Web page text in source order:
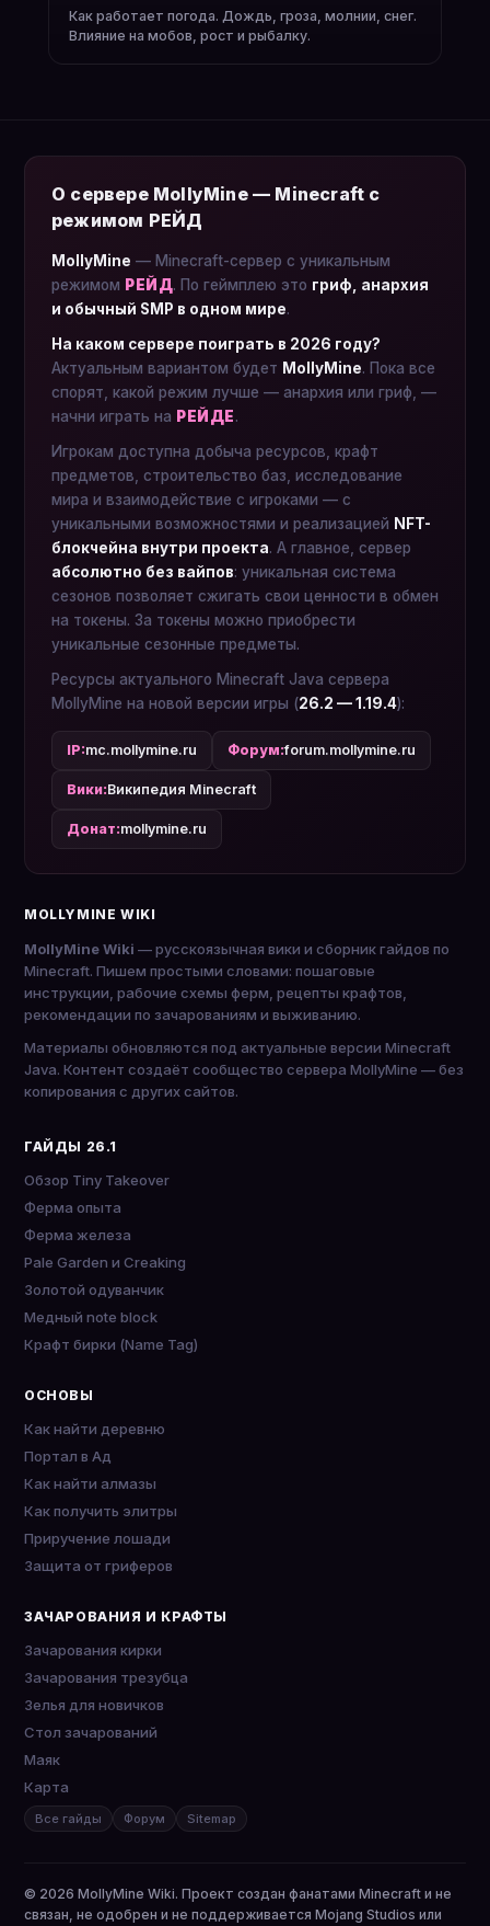
Как работает погода. Дождь, гроза, молнии, снег.
Влияние на мобов, рост и рыбалку.
О сервере MollyMine — Minecraft с
режимом РЕЙД
MollyMine — Minecraft-сервер с уникальным
режимом РЕЙД. По геймплею это гриф, анархия
и обычный SMP в одном мире.
На каком сервере поиграть в 2026 году?
Актуальным вариантом будет MollyMine. Пока все
спорят, какой режим лучше — анархия или гриф, —
начни играть на РЕЙДЕ.
Игрокам доступна добыча ресурсов, крафт
предметов, строительство баз, исследование
мира и взаимодействие с игроками — с
уникальными возможностями и реализацией NFT-
блокчейна внутри проекта. А главное, сервер
абсолютно без вайпов: уникальная система
сезонов позволяет сжигать свои ценности в обмен
на токены. За токены можно приобрести
уникальные сезонные предметы.
Ресурсы актуального Minecraft Java сервера
MollyMine на новой версии игры (26.2 — 1.19.4):
IP:mc.mollymine.ru Форум:forum.mollymine.ru
Вики:Википедия Minecraft
Донат:mollymine.ru
MOLLYMINE WIKI
MollyMine Wiki — русскоязычная вики и сборник гайдов по
Minecraft. Пишем простыми словами: пошаговые
инструкции, рабочие схемы ферм, рецепты крафтов,
рекомендации по зачарованиям и выживанию.
Материалы обновляются под актуальные версии Minecraft
Java. Контент создаёт сообщество сервера MollyMine — без
копирования с других сайтов.
ГАЙДЫ 26.1
Обзор Tiny Takeover
Ферма опыта
Ферма железа
Pale Garden и Creaking
Золотой одуванчик
Медный note block
Крафт бирки (Name Tag)
ОСНОВЫ
Как найти деревню
Портал в Ад
Как найти алмазы
Как получить элитры
Приручение лошади
Защита от гриферов
ЗАЧАРОВАНИЯ И КРАФТЫ
Зачарования кирки
Зачарования трезубца
Зелья для новичков
Стол зачарований
Маяк
Карта
Все гайды Форум Sitemap
© 2026 MollyMine Wiki. Проект создан фанатами Minecraft и не
связан, не одобрен и не поддерживается Mojang Studios или